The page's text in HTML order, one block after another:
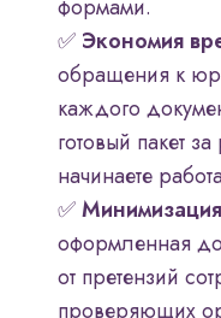
формами.
✅ Экономия
обращения к
каждого
готовый пакет
начинаете
✅
оформленная
от претензий
проверяющих